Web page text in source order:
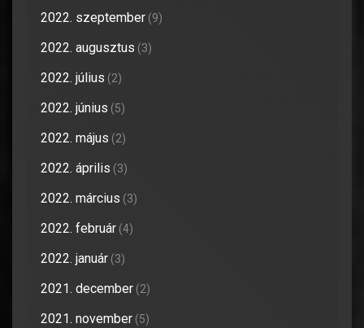
2022. szeptember (9)
2022. augusztus (3)
2022. július (2)
2022. június (5)
2022. május (2)
2022. április (3)
2022. március (3)
2022. február (4)
2022. január (3)
2021. december (2)
2021. november (5)